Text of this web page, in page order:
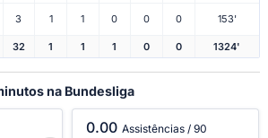
3 1 1 0 0 0 153'
32 1 1 1 0 0 1324'
na Bundesliga
0.00 Assistências / 90